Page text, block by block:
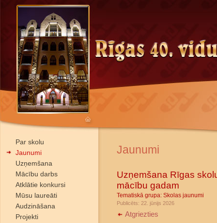
Par skolu
Jaunumi
Uzņemšana
Mācību darbs
Atklātie konkursi
Mūsu laureāti
Audzināšana
Projekti
Jaunumi
Uzņemšana Rīgas
mācību gadam
Tematiskā grupa: Skolas jaunumi
Publicēts: 22. jūnijs 2026
Atgriezties